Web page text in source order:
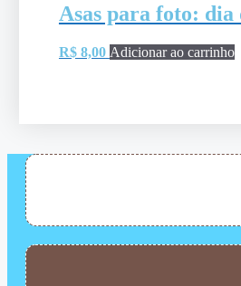
Asas para foto: dia
R$8,00 Adicionar ao carrinho